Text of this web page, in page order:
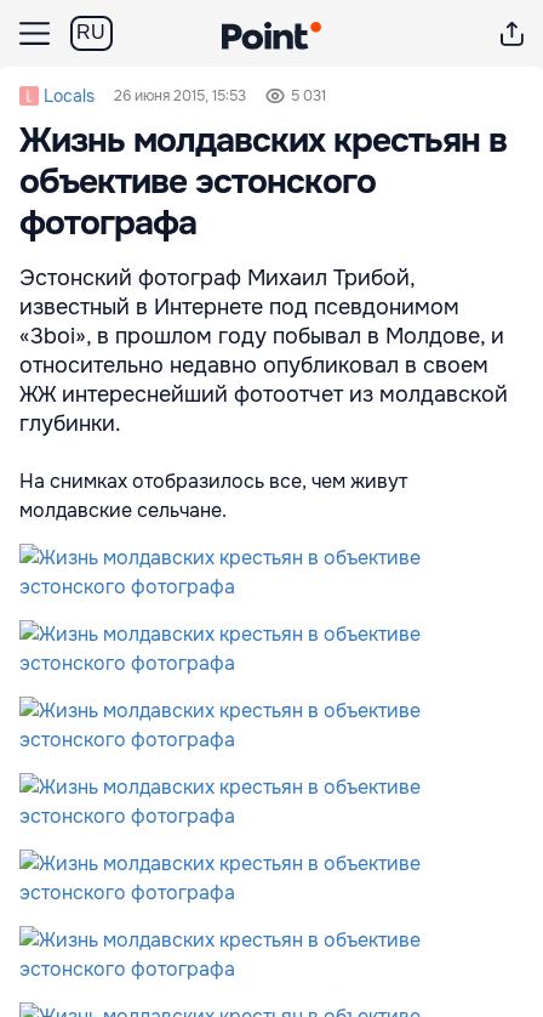
RU
Locals 26 июня 2015, 15:53 5 031
Жизнь молдавских крестьян в
объективе эстонского
фотографа
Эстонский фотограф Михаил Трибой,
известный в Интернете под псевдонимом
«3boi», в прошлом году побывал в Молдове, и
относительно недавно опубликовал в своем
ЖЖ интереснейший фотоотчет из молдавской
глубинки.
На снимках отобразилось все, чем живут
молдавские сельчане.